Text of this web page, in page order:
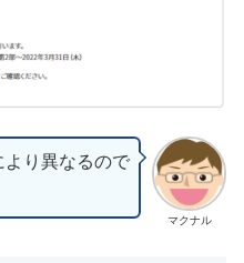
マクナル
より異なるので